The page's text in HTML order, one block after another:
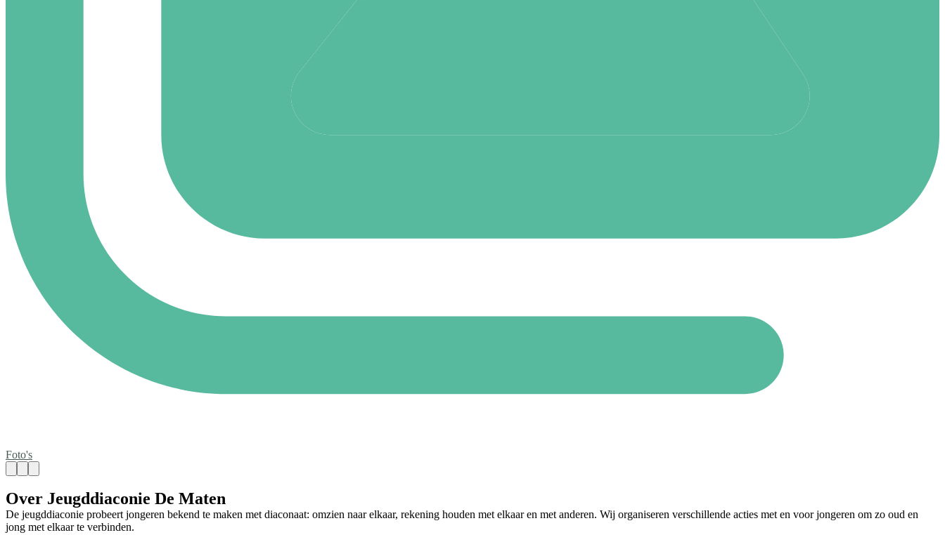
Foto's
Over Jeugddiaconie De Maten
De jeugddiaconie probeert jongeren bekend te maken met diaconaat: omzien naar elkaar, rekening houden met elkaar en met anderen. Wij organiseren verschillende acties met en voor jongeren om zo oud en
jong met elkaar te verbinden.